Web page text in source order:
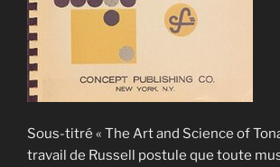
Sous-titré « The Art and Science of
travail de Russell postule que toute